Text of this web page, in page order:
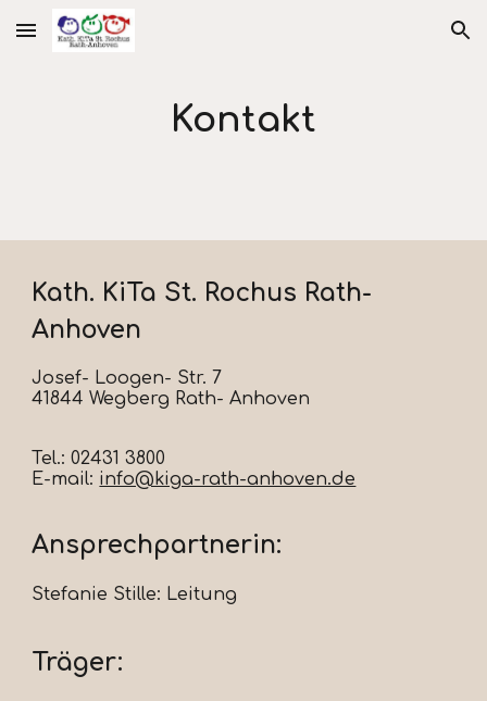
Skip to main content Skip to navigation
Kontakt
Kath. KiTa St. Rochus Rath-
Anhoven
Josef- Loogen- Str. 7
41844 Wegberg Rath- Anhoven
Tel.: 02431 3800
E-mail: info@kiga-rath-anhoven.de
Ansprechpartnerin:
Stefanie Stille: Leitung
Träger: